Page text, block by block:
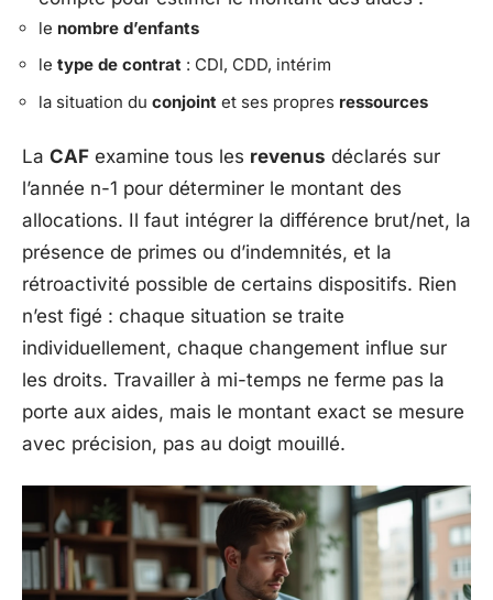
le nombre d’enfants
le type de contrat : CDI, CDD, intérim
la situation du conjoint et ses propres ressources
La CAF examine tous les revenus déclarés sur
l’année n-1 pour déterminer le montant des
allocations. Il faut intégrer la différence brut/net, la
présence de primes ou d’indemnités, et la
rétroactivité possible de certains dispositifs. Rien
n’est figé : chaque situation se traite
individuellement, chaque changement influe sur
les droits. Travailler à mi-temps ne ferme pas la
porte aux aides, mais le montant exact se mesure
avec précision, pas au doigt mouillé.